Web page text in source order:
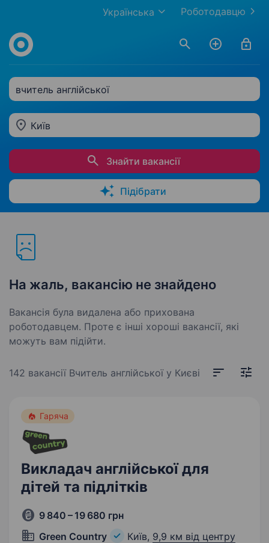
Роботодавцю
Українська
вчитель англійської
Київ
Знайти вакансії
Підібрати
На жаль, вакансію не знайдено
Вакансія була видалена або прихована
роботодавцем. Проте є інші хороші вакансії, які
можуть вам підійти.
142 вакансії Вчитель англійської у Києві
Гаряча
Викладач англійської для
дітей та підлітків
9 840 – 19 680 грн
Green Country
Київ, 9,9 км від центру